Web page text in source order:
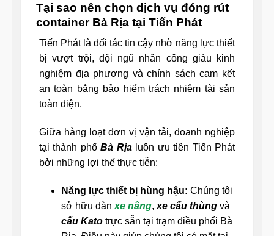
Tại sao nên chọn dịch vụ đóng rút
container Bà Rịa tại Tiến Phát
Tiến Phát là đối tác tin cậy nhờ năng lực thiết
bị vượt trội, đội ngũ nhân công giàu kinh
nghiệm địa phương và chính sách cam kết
an toàn bằng bảo hiểm trách nhiệm tài sản
toàn diện.
Giữa hàng loạt đơn vị vận tải, doanh nghiệp
tại thành phốBà Rịaluôn ưu tiên Tiến Phát
bởi những lợi thế thực tiễn:
Năng lực thiết bị hùng hậu: Chúng tôi
sở hữu dàn xe nâng, xe cẩu thùngvà
cẩu Katotrực sẵn tại trạm điều phối Bà